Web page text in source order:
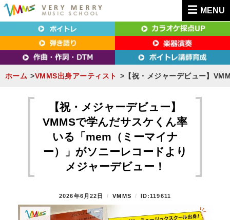
MENU
東京（新宿・八王子）・横浜・名古屋・京都で
「本気」になれるボイトレ教室｜VERY MERRY
MUSIC SCHOOL（ベリーメリー）
東京（新宿・八王子）・横浜・名古屋・京都で「本気」になれるボイトレ教室｜
VERY MERRY MUSIC SCHOOL（ベリーメリー）
ホーム VMMS出身アーティスト 【祝・メジャーデビュー】
【祝・メジャーデビュー】
VMMSで学んだサスケくん率
いる「mem（ミーマイナ
ー）」がソニーレコードより
メジャーデビュー！
P
O
S
2026年6月22日
B
Y
VMMS ID:119611